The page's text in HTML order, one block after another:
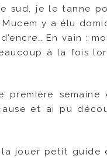
sud, je le tanne
y a élu
En vain :
à la fois
première
et ai pu
la jouer petit guide